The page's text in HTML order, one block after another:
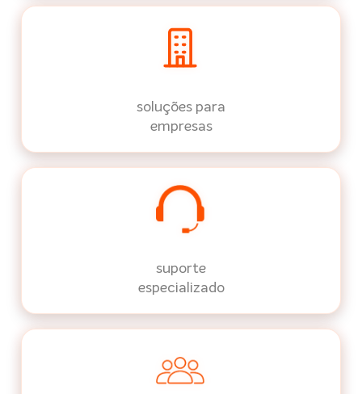
soluções para
empresas
suporte
especializado